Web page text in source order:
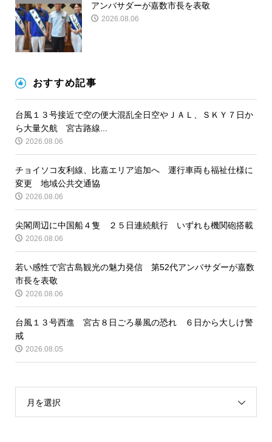
請
アンバサダーが嘉数市長を表敬
2026.08.06
おすすめ記事
台風１３号接近で空の便大混乱全日空やＪＡＬ、ＳＫＹ７日か
ら大量欠航 宮古路線...
2026.08.06
チョイソコ友利線、比嘉エリア追加へ 運行車両も福祉仕様に
変更 地域公共交通協
2026.08.06
尖閣周辺に中国船４隻 ２５日連続航行 いずれも機関砲搭載
2026.08.06
若い感性で宮古島観光の魅力発信 第52代アンバサダーが嘉数
市長を表敬
2026.08.06
台風１３号西進 宮古８日ごろ暴風の恐れ ６日から大しけ警
戒
2026.08.05
月を選択